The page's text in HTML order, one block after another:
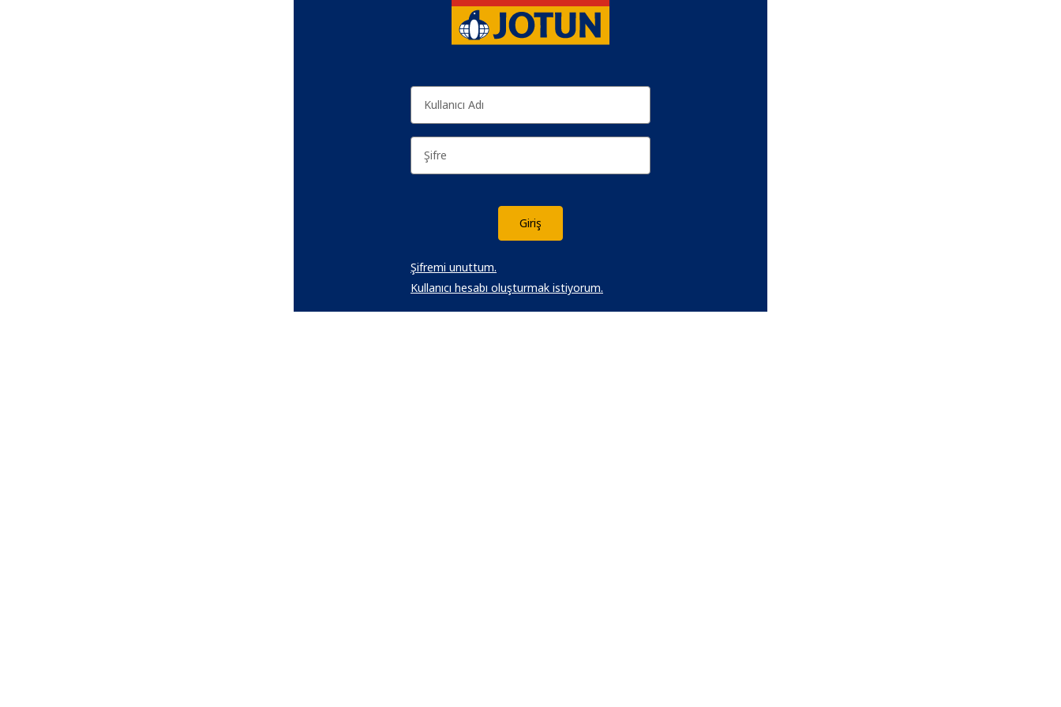
Şifremi unuttum.
Kullanıcı hesabı oluşturmak istiyorum.